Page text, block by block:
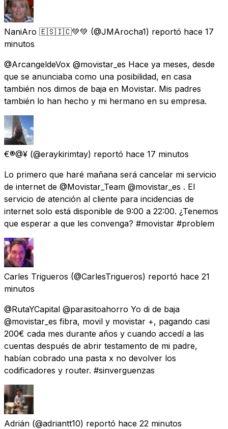
NaniAro 🇪🇸🇮🇨💚💚 (@JMArocha1) reportó hace 17
minutos
@ArcangeldeVox @movistar_es Hace ya meses, desde
que se anunciaba como una posibilidad, en casa
también nos dimos de baja en Movistar. Mis padres
también lo han hecho y mi hermano en su empresa.
€®@¥ (@eraykirimtay) reportó hace 17 minutos
Lo primero que haré mañana será cancelar mi servicio
de internet de @Movistar_Team @movistar_es . El
servicio de atención al cliente para incidencias de
internet solo está disponible de 9:00 a 22:00. ¿Tenemos
que esperar a que les convenga? #movistar #problem
Carles Trigueros (@CarlesTrigueros) reportó hace 21
minutos
@RutaYCapital @parasitoahorro Yo di de baja
@movistar_es fibra, movil y movistar +, pagando casi
200€ cada mes durante años y cuando accedí a las
cuentas después de abrir testamento de mi padre,
habían cobrado una pasta x no devolver los
codificadores y router. #sinverguenzas
Adrián (@adriantt10) reportó hace 22 minutos